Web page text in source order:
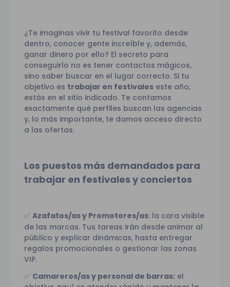
¿Te imaginas vivir tu festival favorito desde
dentro, conocer gente increíble y, además,
ganar dinero por ello? El secreto para
conseguirlo no es tener contactos mágicos,
sino saber buscar en el lugar correcto. Si tu
objetivo es trabajar en festivales este año,
estás en el sitio indicado. Te contamos
exactamente qué perfiles buscan las agencias
y, lo más importante, te damos acceso directo
a las ofertas.
Los puestos más demandados para
trabajar en festivales y conciertos
✅ Azafatos/as y Promotores/as: la cara visible
de las marcas. Tus tareas irán desde animar al
público y explicar dinámicas, hasta entregar
regalos promocionales o gestionar las zonas
VIP.
✅ Camareros/as y personal de barras: el